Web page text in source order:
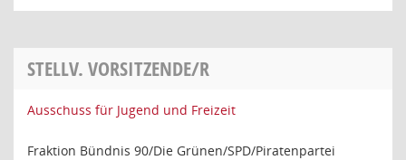
STELLV. VORSITZENDE/R
Ausschuss für Jugend und Freizeit
Fraktion Bündnis 90/Die Grünen/SPD/Piratenpartei